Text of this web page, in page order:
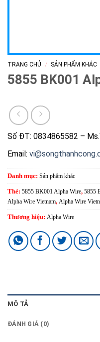
TRANG CHỦ / SẢN PHẨM KHÁC
5855 BK001
Số ĐT: 0834865582 –
Email:
Danh mục: Sản phẩm khác
Thẻ: 5855 BK001 Alpha Wire, 5855
Alpha Wire Vietnam, Alpha Wire
Thương hiệu: Alpha Wire
MÔ TẢ
ĐÁNH GIÁ (0)